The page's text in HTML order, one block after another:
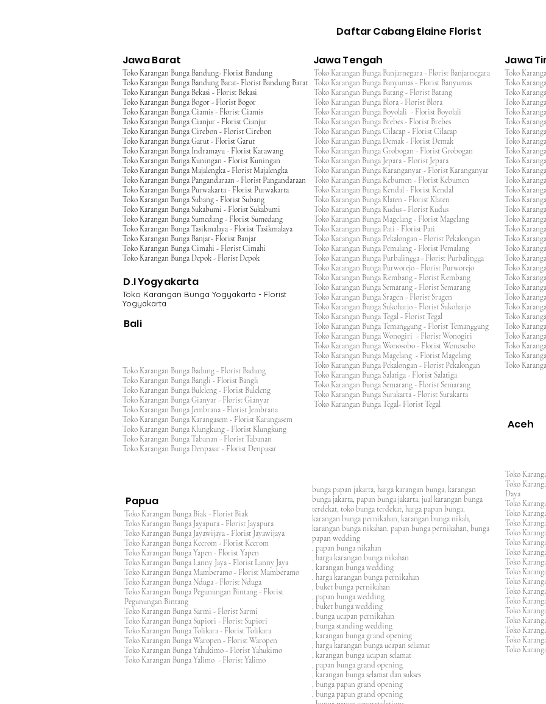
Daftar Cabang Elaine Florist
Jawa Barat Jawa Tengah Jawa
Toko Karangan Bunga Bandung- Florist Bandung
Toko Karangan Bunga Bandung Barat- Florist Bandung Barat
Toko Karangan Bunga Bekasi - Florist Bekasi
Toko Karangan Bunga Bogor - Florist Bogor
Toko Karangan Bunga Ciamis - Florist Ciamis
Toko Karangan Bunga Cianjur - Florist Cianjur
Toko Karangan Bunga Cirebon - Florist Cirebon
Toko Karangan Bunga Garut - Florist Garut
Toko Karangan Bunga Indramayu - Florist Karawang
Toko Karangan Bunga Kuningan - Florist Kuningan
Toko Karangan Bunga Majalengka - Florist Majalengka
Toko Karangan Bunga Pangandaraan - Florist Pangandaraan
Toko Karangan Bunga Purwakarta - Florist Purwakarta
Toko Karangan Bunga Subang - Florist Subang
Toko Karangan Bunga Sukabumi - Florist Sukabumi
Toko Karangan Bunga Sumedang - Florist Sumedang
Toko Karangan Bunga Tasikmalaya - Florist Tasikmalaya
Toko Karangan Bunga Banjar- Florist Banjar
Toko Karangan Bunga Cimahi - Florist Cimahi
Toko Karangan Bunga Depok - Florist Depok
D.I Yogyakarta
Toko Karangan Bunga Yogyakarta - Florist
Yogyakarta
Bali
Toko Karangan Bunga Badung - Florist Badung
Toko Karangan Bunga Bangli - Florist Bangli
Toko Karangan Bunga Buleleng - Florist Buleleng
Toko Karangan Bunga Gianyar - Florist Gianyar
Toko Karangan Bunga Jembrana - Florist Jembrana
Toko Karangan Bunga Karangasem - Florist Karangasem
Toko Karangan Bunga Klungkung - Florist Klungkung
Toko Karangan Bunga Tabanan - Florist Tabanan
Toko Karangan Bunga Denpasar - Florist Denpasar
Toko Karangan Bunga Banjarnegara - Florist Banjarnegara
Toko Karangan Bunga Banyumas - Florist Banyumas
Toko Karangan Bunga Batang - Florist Batang
Toko Karangan Bunga Blora - Florist Blora
Toko Karangan Bunga Boyolali - Florist Boyolali
Toko Karangan Bunga Brebes - Florist Brebes
Toko Karangan Bunga Cilacap - Florist Cilacap
Toko Karangan Bunga Demak - Florist Demak
Toko Karangan Bunga Grobogan - Florist Grobogan
Toko Karangan Bunga Jepara - Florist Jepara
Toko Karangan Bunga Karanganyar - Florist Karanganyar
Toko Karangan Bunga Kebumen - Florist Kebumen
Toko Karangan Bunga Kendal - Florist Kendal
Toko Karangan Bunga Klaten - Florist Klaten
Toko Karangan Bunga Kudus - Florist Kudus
Toko Karangan Bunga Magelang - Florist Magelang
Toko Karangan Bunga Pati - Florist Pati
Toko Karangan Bunga Pekalongan - Florist Pekalongan
Toko Karangan Bunga Pemalang - Florist Pemalang
Toko Karangan Bunga Purbalingga - Florist Purbalingga
Toko Karangan Bunga Purworejo - Florist Purworejo
Toko Karangan Bunga Rembang - Florist Rembang
Toko Karangan Bunga Semarang - Florist Semarang
Toko Karangan Bunga Sragen - Florist Sragen
Toko Karangan Bunga Sukoharjo - Florist Sukoharjo
Toko Karangan Bunga Tegal - Florist Tegal
Toko Karangan Bunga Temanggung - Florist Temanggung
Toko Karangan Bunga Wonogiri - Florist Wonogiri
Toko Karangan Bunga Wonosobo - Florist Wonosobo
Toko Karangan Bunga Magelang - Florist Magelang
Toko Karangan Bunga Pekalongan - Florist Pekalongan
Toko Karangan Bunga Salatiga - Florist Salatiga
Toko Karangan Bunga Semarang - Florist Semarang
Toko Karangan Bunga Surakarta - Florist Surakarta
Toko Karangan Bunga Tegal- Florist Tegal
Toko
Toko
Toko
Toko
Toko
Toko
Toko
Toko
Toko
Toko
Toko
Toko
Toko
Toko
Toko
Toko
Toko
Toko
Toko
Toko
Toko
Toko
Toko
Toko
Toko
Toko
Toko
Toko
Toko
Toko
Toko
Aceh
Papua
Toko Karangan Bunga Biak - Florist Biak
Toko Karangan Bunga Jayapura - Florist Jayapura
Toko Karangan Bunga Jayawijaya - Florist Jayawijaya
Toko Karangan Bunga Keerom - Florist Keerom
Toko Karangan Bunga Yapen - Florist Yapen
Toko Karangan Bunga Lanny Jaya - Florist Lanny Jaya
Toko Karangan Bunga Mamberamo - Florist Mamberamo
Toko Karangan Bunga Nduga - Florist Nduga
Toko Karangan Bunga Pegunungan Bintang - Florist
Pegunungan Bintang
Toko Karangan Bunga Sarmi - Florist Sarmi
Toko Karangan Bunga Supiori - Florist Supiori
Toko Karangan Bunga Tolikara - Florist Tolikara
Toko Karangan Bunga Waropen - Florist Waropen
Toko Karangan Bunga Yahukimo - Florist Yahukimo
Toko Karangan Bunga Yalimo - Florist Yalimo
bunga papan jakarta, harga karangan bunga, karangan
bunga jakarta, papan bunga jakarta, jual karangan bunga
terdekat, toko bunga terdekat, harga papan bunga,
karangan bunga pernikahan, karangan bunga nikah,
karangan bunga nikahan, papan bunga pernikahan, bunga
papan wedding
, papan bunga nikahan
, harga karangan bunga nikahan
, karangan bunga wedding
, harga karangan bunga pernikahan
, buket bunga pernikahan
, papan bunga wedding
, buket bunga wedding
, bunga ucapan pernikahan
, bunga standing wedding
, karangan bunga grand opening
, harga karangan bunga ucapan selamat
, karangan bunga ucapan selamat
, papan bunga grand opening
, karangan bunga selamat dan sukses
, bunga papan grand opening
, bunga papan grand opening
Toko
Toko
Daya
Toko
Toko
Toko
Toko
Toko
Toko
Toko
Toko
Toko
Toko
Toko
Toko
Toko
Toko
Toko
Toko